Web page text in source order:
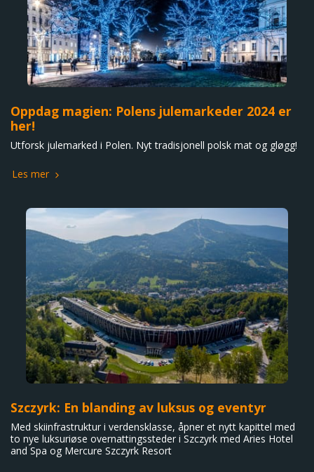
Oppdag magien: Polens julemarkeder 2024 er
her!
Utforsk julemarked i Polen. Nyt tradisjonell polsk mat og gløgg!
Les mer
Szczyrk: En blanding av luksus og eventyr
Med skiinfrastruktur i verdensklasse, åpner et nytt kapittel med
to nye luksuriøse overnattingssteder i Szczyrk med Aries Hotel
and Spa og Mercure Szczyrk Resort